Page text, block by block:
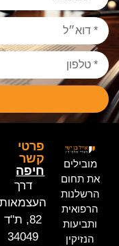
מובילים
את תחום
הרשלנות
הרפואית
ותביעות
הנזיקין
פרטי
קשר
חיפה
דרך
העצמאות
82, ת"ד
34049